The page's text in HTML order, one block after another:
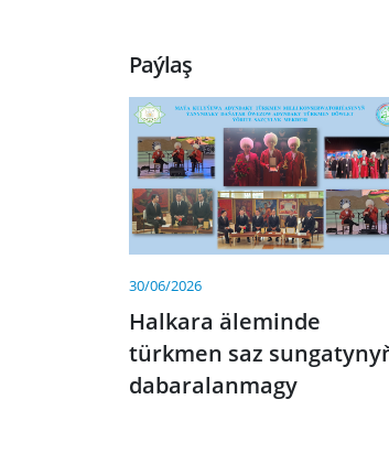
Paýlaş
30/06/2026
Halkara äleminde
türkmen saz
dabaralanmagy